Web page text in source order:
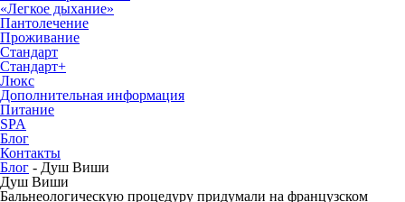
«Легкое дыхание»
Пантолечение
Проживание
Стандарт
Стандарт+
Люкс
Дополнительная информация
Питание
SPA
Блог
Контакты
Блог - Душ Виши
Душ Виши
Бальнеологическую процедуру придумали на французском